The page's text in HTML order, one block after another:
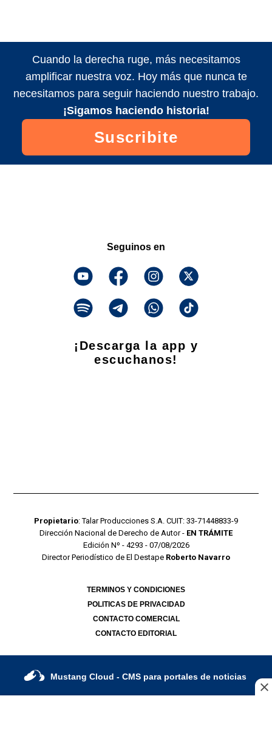
Cuando la derecha ruge, más necesitamos
amplificar nuestra voz. Hoy más que nunca te
necesitamos para seguir haciendo nuestro trabajo.
¡Sigamos haciendo historia!
Suscribite
Seguinos en
¡Descarga la app y
escuchanos!
Propietario: Talar Producciones S.A. CUIT: 33-71448833-9
Dirección Nacional de Derecho de Autor - EN TRÁMITE
Edición Nº - 4293 - 07/08/2026
Director Periodístico de El Destape Roberto Navarro
TERMINOS Y CONDICIONES
POLITICAS DE PRIVACIDAD
CONTACTO COMERCIAL
CONTACTO EDITORIAL
Mustang Cloud - CMS para portales de noticias